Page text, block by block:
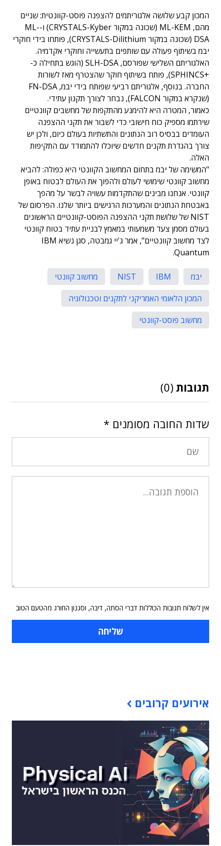
המכון קבע שלושה אלגוריתמים להצפנה פוסט-קוונטית: שניים
מהם, ML-KEM (שכונה במקור CRYSTALS-Kyber) ו-ML-
DSA (שכונה במקור CRYSTALS-Dilithium), פותחו בידי חוקרי
יבמ בשיתוף פעולה עם שותפים בתעשייה וחוקרי אקדמיה.
האלגוריתם השלישי שפורסם, SLH-DSA (הוגש בתחילה כ-
+SPHINCS), פותח בשיתוף חוקר שהצטרף מאז לשורות
החברה. בנוסף, אלגוריתם רביעי שפותח בידי יבמ, FN-DSA
(שנקרא במקור FALCON), נבחר לצורך תקנון עתידי.
כאמור, המטרה היא להימנע מהתקפות של מחשבים קוונטיים
שירתמו מספיק כוח חישובי כדי לשבור את תקני ההצפנה
העומדים בבסיס רוב הנתונים והתשתיות בעולם כיום, ולכן יש
צורך בהגדרת תקנים חדשים שיוכלו להתמודד עם התקיפות
האלה.
"המשימה של יבמ בתחום המחשוב הקוונטי היא כפולה: להביא
מחשוב קוונטי שימושי לעולם ולהפוך את העולם לבטוח באופן
קוונטי. אנחנו מבינים שהתקדמות עשויה לבשר על מהפך
באבטחת הנתונים והמערכות הרגישים ביותר שלנו. הפרסום של
NIST של שלושת תקני ההצפנה הפוסט-קוונטיים הראשונים
בעולם מסמן צעד משמעותי במאמץ לבניית עתיד בטוח קוונטי
לצד מחשוב קוונטיים", אמר ג'יי גמבטה, סגן נשיא IBM
Quantum.
יבמ IBM
NIST
מחשוב קוונטי
המכון הלאומי האמריקני לתקנים וטכנולוגיה
מחשוב פוסט-קוונטי
תגובות (0)
שדות החובה מסומנים *
אין לשלוח תגובות הכוללות דברי הסתה, דיבה, וסגנון החורג מהטעם הטוב
אירועים קרובים